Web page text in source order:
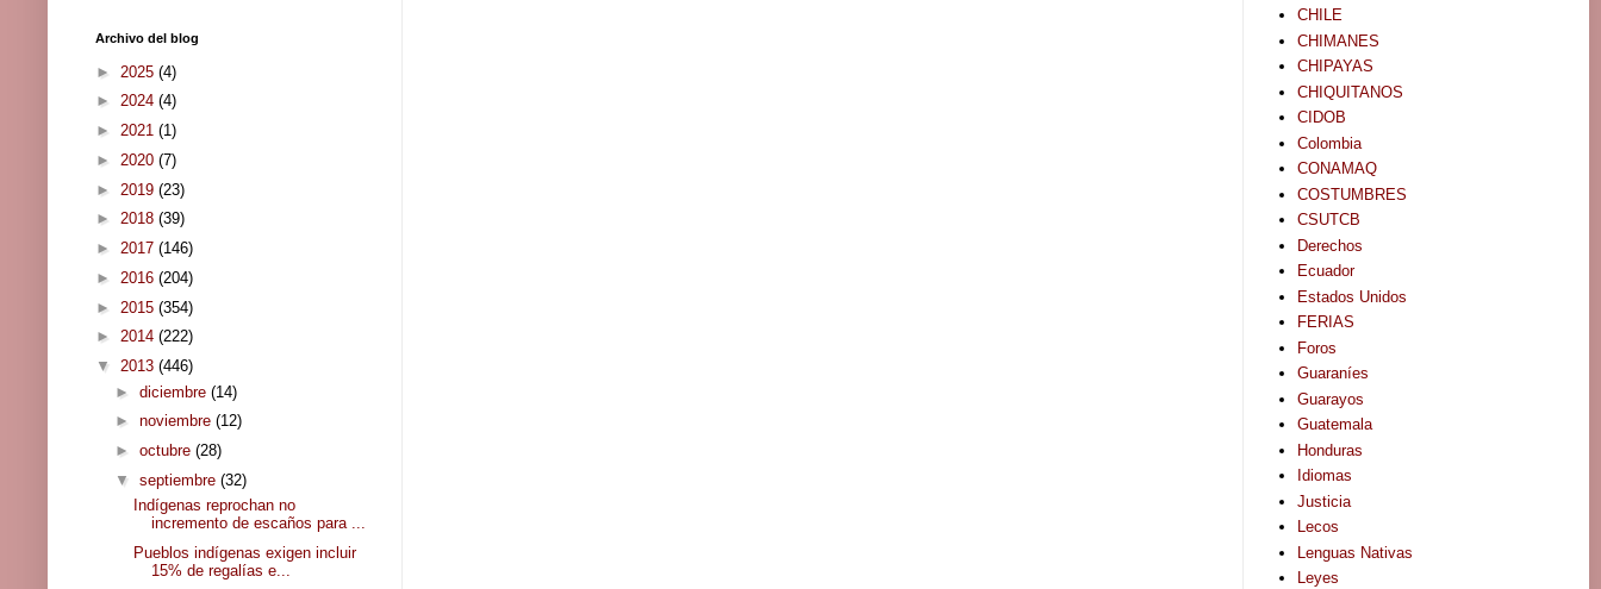
Archivo del blog
► 2025 (4)
► 2024 (4)
► 2021 (1)
► 2020 (7)
► 2019 (23)
► 2018 (39)
► 2017 (146)
► 2016 (204)
► 2015 (354)
► 2014 (222)
▼ 2013 (446)
► diciembre (14)
► noviembre (12)
► octubre (28)
▼ septiembre (32)
Indígenas reprochan no
incremento de escaños para ...
Pueblos indígenas exigen incluir
15% de regalías e...
CHILE
CHIMANES
CHIPAYAS
CHIQUITANOS
CIDOB
Colombia
CONAMAQ
COSTUMBRES
CSUTCB
Derechos
Ecuador
Estados Unidos
FERIAS
Foros
Guaraníes
Guarayos
Guatemala
Honduras
Idiomas
Justicia
Lecos
Lenguas Nativas
Leyes